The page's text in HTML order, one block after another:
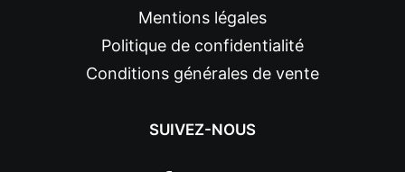
Mentions légales
Politique de confidentialité
Conditions générales de vente
SUIVEZ-NOUS